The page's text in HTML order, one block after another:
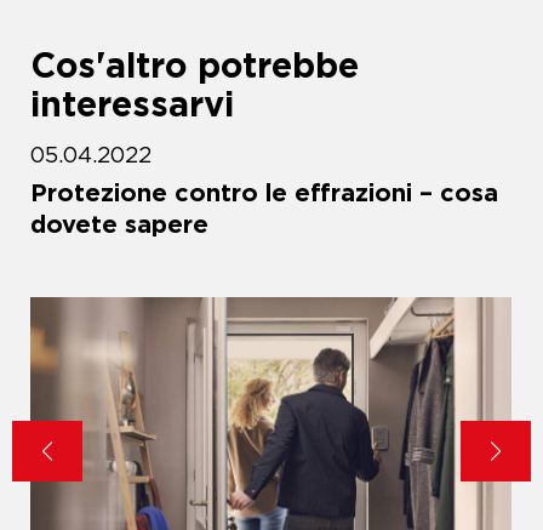
Cos'altro potrebbe
interessarvi
05.04.2022
Protezione contro le effrazioni – cosa
dovete sapere